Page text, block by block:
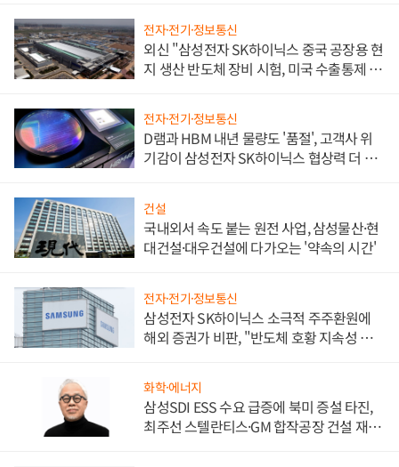
전자·전기·정보통신
외신 "삼성전자 SK하이닉스 중국 공장용 현
지 생산 반도체 장비 시험, 미국 수출통제 대
전자·전기·정보통신
D램과 HBM 내년 물량도 '품절', 고객사 위
기감이 삼성전자 SK하이닉스 협상력 더 키
건설
국내외서 속도 붙는 원전 사업, 삼성물산·현
대건설·대우건설에 다가오는 '약속의 시간'
전자·전기·정보통신
삼성전자 SK하이닉스 소극적 주주환원에
해외 증권가 비판, "반도체 호황 지속성 의
화학·에너지
삼성SDI ESS 수요 급증에 북미 증설 타진,
최주선 스텔란티스·GM 합작공장 건설 재추